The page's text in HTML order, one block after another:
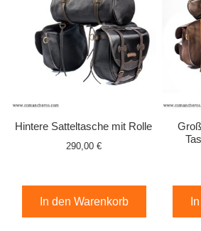
Hintere Satteltasche mit Rolle
290,00 €
In den Warenkorb